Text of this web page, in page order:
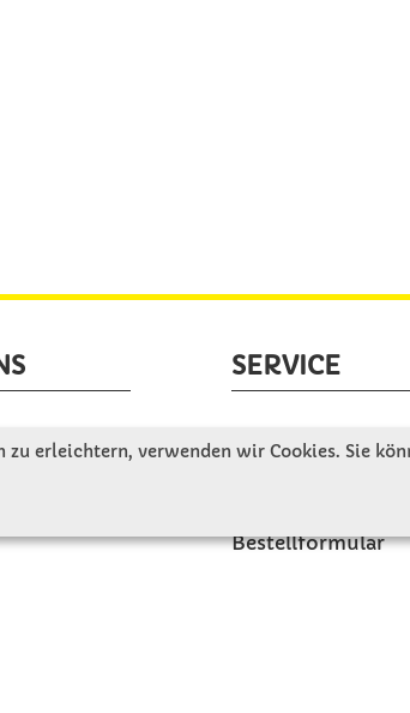
vor
SERVICE
Gute Gründe für
Bestellformular
erleichtern, verwenden wir Cookies. Sie